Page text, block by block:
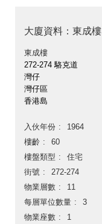
大廈資料：東成樓
東成樓
272-274 駱克道
灣仔
灣仔區
香港島
入伙年份
1964
樓齡
60
樓盤類型
住宅
街號
272-274
物業層數
11
每層單位數量
3
物業座數
1